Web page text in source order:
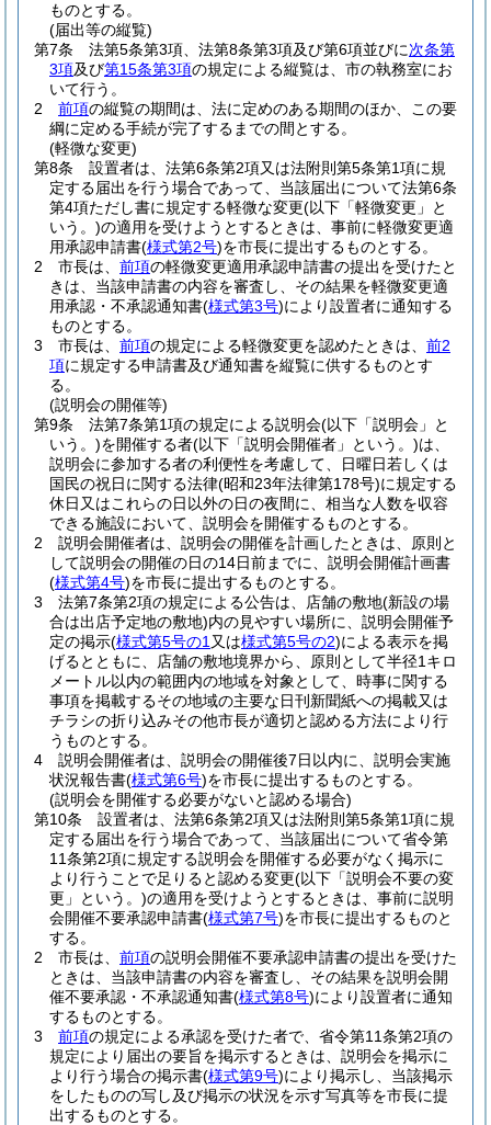
ものとする。
(届出等の縦覧)
第7条
法第5条第3項、法第8条第3項及び第6項並びに次条第
3項及び第15条第3項の規定による縦覧は、市の執務室にお
いて行う。
2
前項の縦覧の期間は、法に定めのある期間のほか、この要
綱に定める手続が完了するまでの間とする。
(軽微な変更)
第8条
設置者は、法第6条第2項又は法附則第5条第1項に規
定する届出を行う場合であって、当該届出について法第6条
第4項ただし書に規定する軽微な変更(以下「軽微変更」と
いう。)の適用を受けようとするときは、事前に軽微変更適
用承認申請書(様式第2号)を市長に提出するものとする。
2
市長は、 前項の軽微変更適用承認申請書の提出を受けたと
きは、当該申請書の内容を審査し、その結果を軽微変更適
用承認・不承認通知書(様式第3号)により設置者に通知する
ものとする。
3
市長は、 前項の規定による軽微変更を認めたときは、 前2
項に規定する申請書及び通知書を縦覧に供するものとす
る。
(説明会の開催等)
第9条
法第7条第1項の規定による説明会(以下「説明会」と
いう。)を開催する者(以下「説明会開催者」という。)は、
説明会に参加する者の利便性を考慮して、日曜日若しくは
国民の祝日に関する法律(昭和23年法律第178号)に規定する
休日又はこれらの日以外の日の夜間に、相当な人数を収容
できる施設において、説明会を開催するものとする。
2
説明会開催者は、説明会の開催を計画したときは、原則と
して説明会の開催の日の14日前までに、説明会開催計画書
(様式第4号)を市長に提出するものとする。
3
法第7条第2項の規定による公告は、店舗の敷地(新設の場
合は出店予定地の敷地)内の見やすい場所に、説明会開催予
定の掲示(様式第5号の1 又は様式第5号の2)による表示を掲
げるとともに、店舗の敷地境界から、原則として半径1キロ
メートル以内の範囲内の地域を対象として、時事に関する
事項を掲載するその地域の主要な日刊新聞紙への掲載又は
チラシの折り込みその他市長が適切と認める方法により行
うものとする。
4
説明会開催者は、説明会の開催後7日以内に、説明会実施
状況報告書(様式第6号)を市長に提出するものとする。
(説明会を開催する必要がないと認める場合)
第10条
設置者は、法第6条第2項又は法附則第5条第1項に規
定する届出を行う場合であって、当該届出について省令第
11条第2項に規定する説明会を開催する必要がなく掲示に
より行うことで足りると認める変更(以下「説明会不要の変
更」という。)の適用を受けようとするときは、事前に説明
会開催不要承認申請書(様式第7号)を市長に提出するものと
する。
2
市長は、 前項の説明会開催不要承認申請書の提出を受けた
ときは、当該申請書の内容を審査し、その結果を説明会開
催不要承認・不承認通知書(様式第8号)により設置者に通知
するものとする。
3
前項の規定による承認を受けた者で、省令第11条第2項の
規定により届出の要旨を掲示するときは、説明会を掲示に
より行う場合の掲示書(様式第9号)により掲示し、当該掲示
をしたものの写し及び掲示の状況を示す写真等を市長に提
出するものとする。